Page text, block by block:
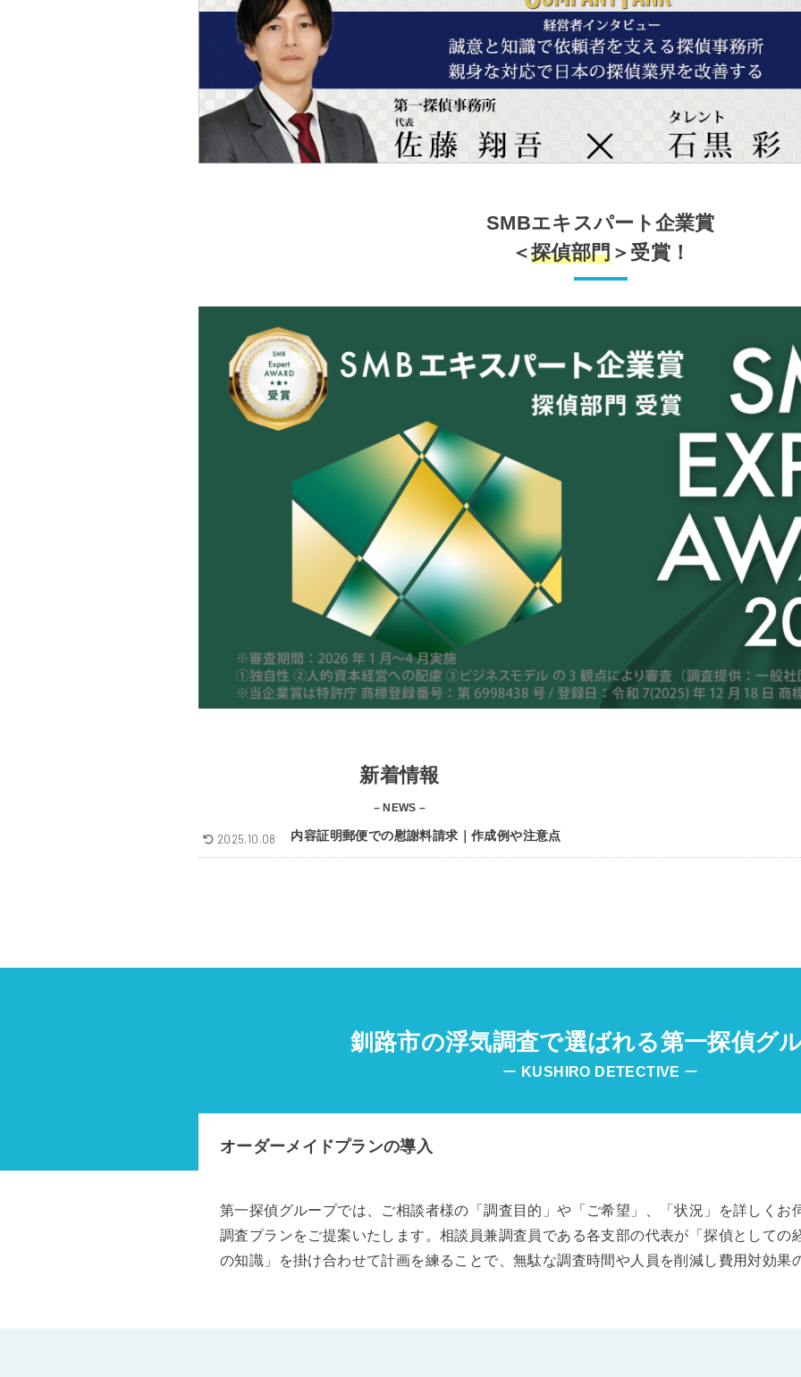
SMBエキスパート企業賞
＜探偵部門 ＞受賞！
新着情報
– NEWS –
内容証明郵便での慰謝料請求｜作成例や注意点
2025.10.08
釧路市の浮気調査で選ばれる第一探偵グ
ー KUSHIRO DETECTIVE ー
オーダーメイドプランの導入
第一探偵グループでは、ご相談者様の「調査目的」や「ご希望」、「状況」を詳しくお
調査プランをご提案いたします。相談員兼調査員である各支部の代表が「探偵としての
の知識」を掛け合わせて計画を練ることで、無駄な調査時間や人員を削減し費用対効果